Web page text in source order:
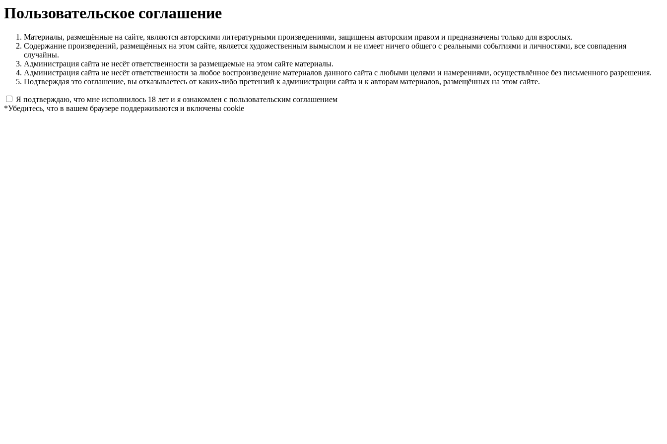
Пользовательское соглашение
Материалы, размещённые на сайте, являются авторскими литературными произведениями, защищены авторским правом и предназначены только для взрослых.
Содержание произведений, размещённых на этом сайте, является художественным вымыслом и не имеет ничего общего с реальными событиями и личностями, все совпадения
случайны.
Администрация сайта не несёт ответственности за размещаемые на этом сайте материалы.
Администрация сайта не несёт ответственности за любое воспроизведение материалов данного сайта с любыми целями и намерениями, осуществлённое без письменного разрешения.
Подтверждая это соглашение, вы отказываетесь от каких-либо претензий к администрации сайта и к авторам материалов, размещённых на этом сайте.
Я подтверждаю, что мне исполнилось 18 лет и я ознакомлен с пользовательским соглашением
*Убедитесь, что в вашем браузере поддерживаются и включены cookie